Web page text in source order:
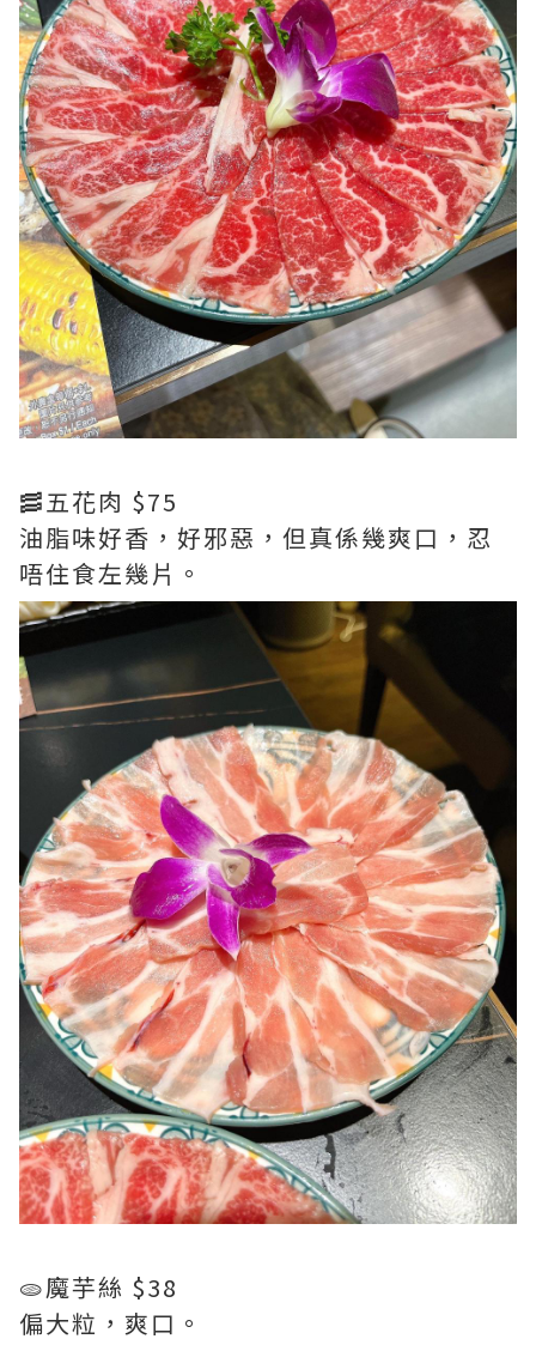
🥓五花肉 $75
油脂味好香，好邪惡，但真係幾爽口，忍
唔住食左幾片。
🫓魔芋絲 $38
偏大粒，爽口。